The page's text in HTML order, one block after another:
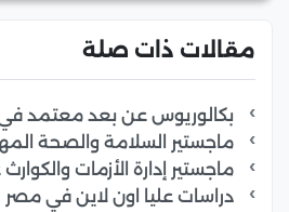
مقالات ذات صلة
بكالوريوس عن بعد معتمد
ماجستير السلامة والصحة
ماجستير إدارة الأزمات
دراسات عليا اون لاين في مصر